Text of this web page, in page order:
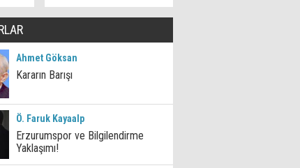
açıklaması
Ahmet Göksan
Kararın Barışı
Ö. Faruk Kayaalp
Erzurumspor ve Bilgilendirme
Yaklaşımı!